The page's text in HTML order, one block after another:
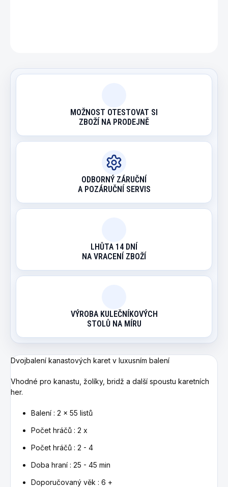
MOŽNOST OTESTOVAT SI
ZBOŽÍ NA PRODEJNĚ
ODBORNÝ ZÁRUČNÍ
A POZÁRUČNÍ SERVIS
LHŮTA 14 DNÍ
NA VRACENÍ ZBOŽÍ
VÝROBA KULEČNÍKOVÝCH
STOLŮ NA MÍRU
Dvojbalení kanastových karet v luxusním balení
Vhodné pro kanastu, žolíky, bridž a další spoustu karetních
her.
Balení : 2 x 55 listů
Počet hráčů : 2 x
Počet hráčů : 2 - 4
Doba hraní : 25 - 45 min
Doporučovaný věk : 6 +